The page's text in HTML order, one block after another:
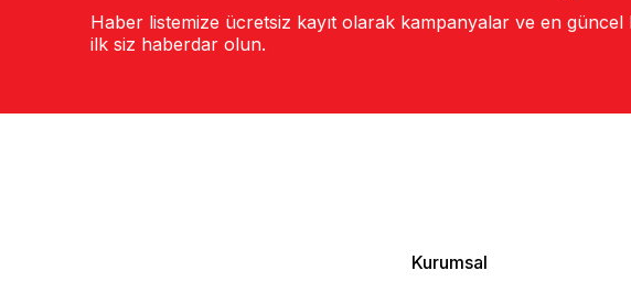
Haber listemize ücretsiz kayıt olarak kampanyalar ve en
ilk siz haberdar olun.
Kurumsal